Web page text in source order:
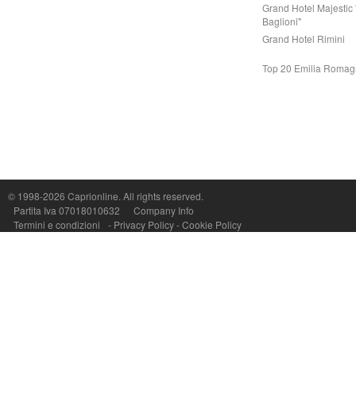
Grand Hotel Majestic
Baglioni"
Grand Hotel Rimini
Top 20 Emilia
© 1998-2026 Caprionline. All rights reserved.
Partita Iva 07018010632
Company Info
Termini e condizioni
- Privacy Policy-Cookie Policy
Capri On Line Srl, Via Le Botteghe 10a - 80073 CAPRI (NA) Italy
P.Iva, C.F. e n.Reg.Imprese Napoli: 07018010632 - Rea n.557643